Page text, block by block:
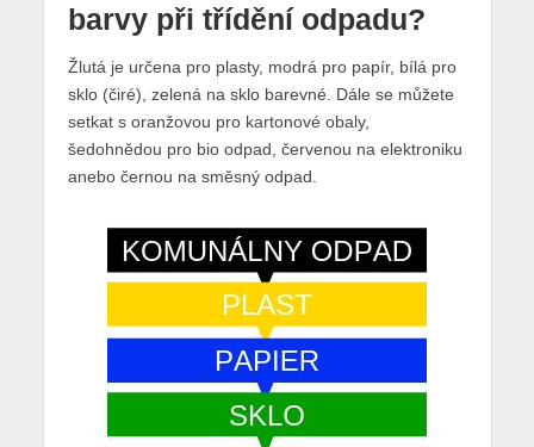
barvy při třídění odpadu?
Žlutá je určena pro plasty, modrá pro papír, bílá pro
sklo (čiré), zelená na sklo barevné. Dále se můžete
setkat s oranžovou pro kartonové obaly,
šedohnědou pro bio odpad, červenou na elektroniku
anebo černou na směsný odpad.